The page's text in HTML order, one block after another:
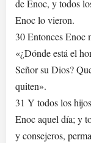
de Enoc, y todos
Enoc lo vieron.
30 Entonces Enoc
«¿Dónde está el
Señor su Dios?
quiten».
31 Y todos los
Enoc aquel día; y
y consejeros,